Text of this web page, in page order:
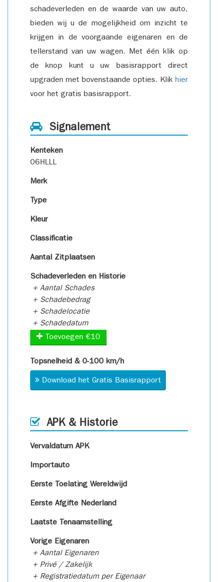
schadeverleden en de waarde van uw auto,
bieden wij u de mogelijkheid om inzicht te
krijgen in de voorgaande eigenaren en de
tellerstand van uw wagen. Met één klik op
de knop kunt u uw basisrapport direct
upgraden met bovenstaande opties. Klik hier
voor het gratis basisrapport.
Signalement
Kenteken
06HLLL
Merk
Type
Kleur
Classificatie
Aantal Zitplaatsen
Schadeverleden en Historie
+ Aantal Schades
+ Schadebedrag
+ Schadelocatie
+ Schadedatum
Toevoegen €10
Topsnelheid & 0-100 km/h
Download het Gratis Basisrapport
APK & Historie
Vervaldatum APK
Importauto
Eerste Toelating Wereldwijd
Eerste Afgifte Nederland
Laatste Tenaamstelling
Vorige Eigenaren
+ Aantal Eigenaren
+ Privé / Zakelijk
+ Registratiedatum per Eigenaar